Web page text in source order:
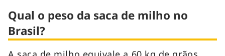
Qual o peso da saca de milho no
Brasil?